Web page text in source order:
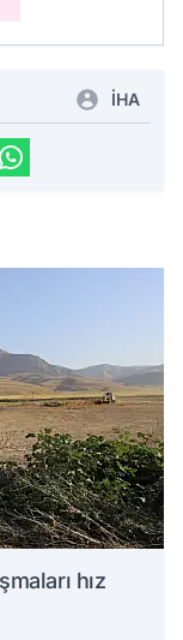
İHA
hız